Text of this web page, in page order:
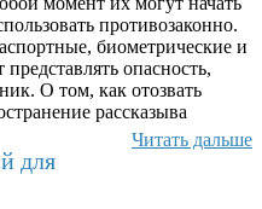
противозаконно.
биометрические и
опасность,
О том, как отозвать
рассказыва
Читать дальше
для